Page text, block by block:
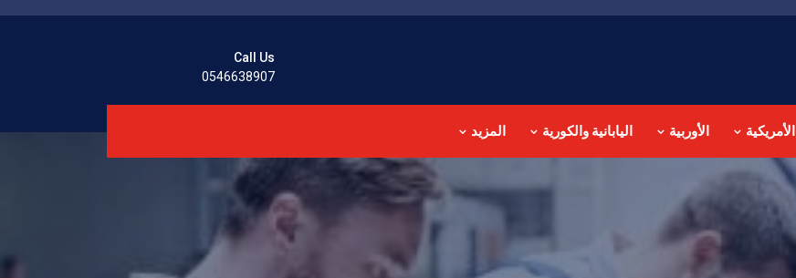
Call Us
0546638907
الأمريكية الأوربية اليابانية والكورية المزيد